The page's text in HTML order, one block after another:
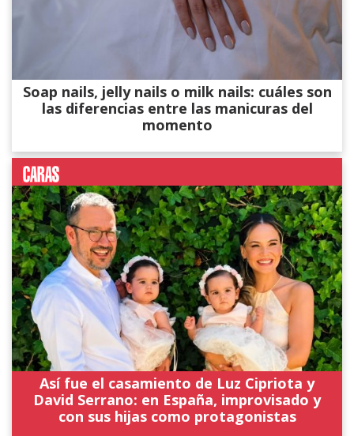
Soap nails, jelly nails o milk nails: cuáles son
las diferencias entre las manicuras del
momento
Así fue el casamiento de Luz Cipriota y
David Serrano: en España, improvisado y
con sus hijas como protagonistas